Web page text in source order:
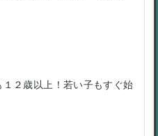
２歳以上！若い子もすぐ始